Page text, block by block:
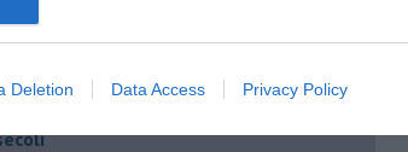
Deletion Data Access Privacy Policy